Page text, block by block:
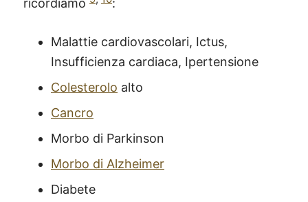
ricordiamo
:
Malattie cardiovascolari, Ictus,
Insufficienza cardiaca, Ipertensione
Colesterolo alto
Cancro
Morbo di Parkinson
Morbo di Alzheimer
Diabete